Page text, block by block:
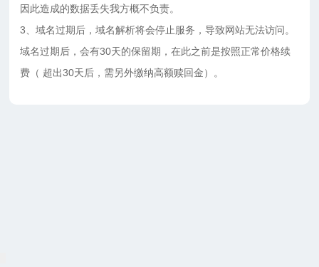
因此造成的数据丢失我方概不负责。
3、域名过期后，域名解析将会停止服务，导致网站无法访问。
域名过期后，会有30天的保留期，在此之前是按照正常价格续
费（ 超出30天后，需另外缴纳高额赎回金）。